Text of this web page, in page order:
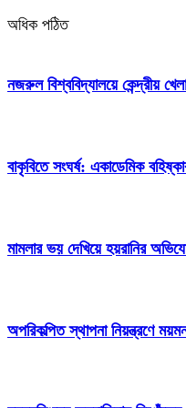
অধিক পঠিত
নজরুল বিশ্ববিদ্যালয়ে কেন্দ্রীয়
বাকৃবিতে সংঘর্ষ: একাডেমিক
মামলার ভয় দেখিয়ে হয়রানির
অপরিকল্পিত স্থাপনা নিয়ন্ত্রণে